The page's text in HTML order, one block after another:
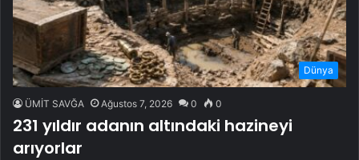
Dünya
ÜMİT SAVĞA Ağustos 7, 2026 0 0
231 yıldır adanın altındaki hazineyi
arıyorlar